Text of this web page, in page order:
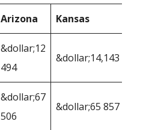
Arizona Kansas
&dollar;12
494
&dollar;14,143
&dollar;67
506
&dollar;65 857